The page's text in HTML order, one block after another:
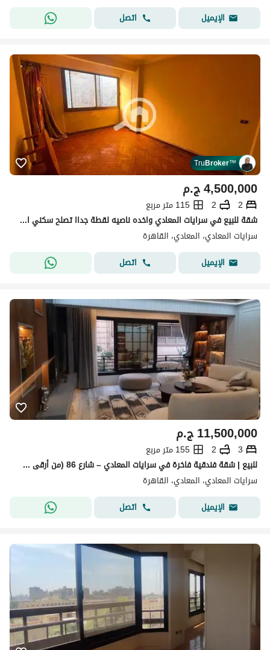
الإيميل
اتصل
TruBroker™
ج.م4,500,000
2
2
115 متر مربع
شقة للبيع في سرايات المعادي واخده ناصيه لقطة جداا تصلح سكني او استثمار .
سرايات المعادي، المعادي، القاهرة
الإيميل
اتصل
ج.م11,500,000
3
2
155 متر مربع
للبيع | شقة فندقية فاخرة في سرايات المعادي – شارع 86 (من أرقى شوارع السرايات) فرصة استثمارية
سرايات المعادي، المعادي، القاهرة
الإيميل
اتصل